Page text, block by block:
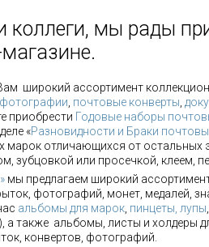
коллеги, мы рады
широкий ассортимент
фотографии почтовые конверты
приобрести Годовые наборы
«Разновидности и Браки
марок отличающихся от остальных
зубцовкой или просечкой, клеем,
мы предлагаем широкий
фотографий, монет, медалей,
альбомы для марок пинцеты, лупы
а также альбомы, листы и холдеры
конвертов, фотографий.